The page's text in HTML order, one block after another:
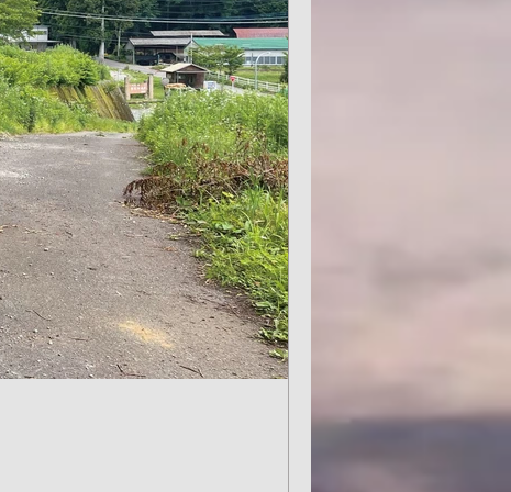
の移動にお使い
ッチが出来上がりま
バッチが出来
時間: 1分